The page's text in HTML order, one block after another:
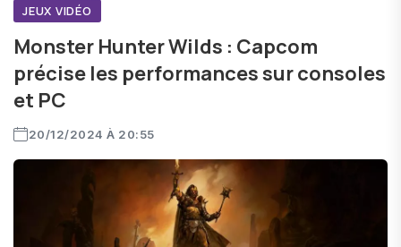
JEUX VIDÉO
Monster Hunter Wilds : Capcom
précise les performances sur consoles
et PC
20/12/2024 À 20:55